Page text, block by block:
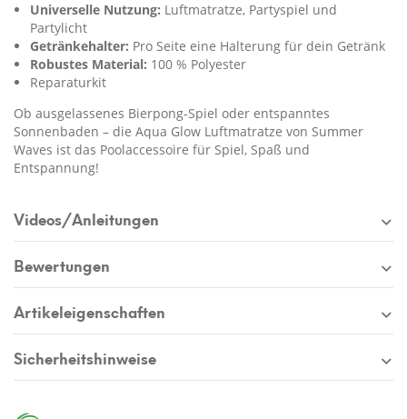
Universelle Nutzung: Luftmatratze, Partyspiel und
Partylicht
Getränkehalter: Pro Seite eine Halterung für dein Getränk
Robustes Material: 100 % Polyester
Reparaturkit
Ob ausgelassenes Bierpong-Spiel oder entspanntes
Sonnenbaden – die Aqua Glow Luftmatratze von Summer
Waves ist das Poolaccessoire für Spiel, Spaß und
Entspannung!
Videos/Anleitungen
Bewertungen
Artikeleigenschaften
Sicherheitshinweise